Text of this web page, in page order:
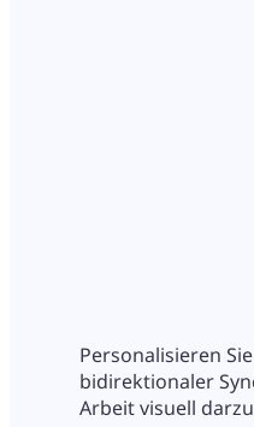
Personalisieren
bidirektionaler
Arbeit visuell